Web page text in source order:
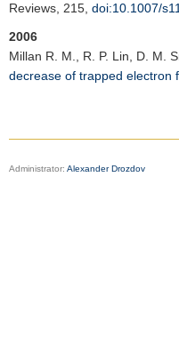
Reviews , 215, doi:10.1007/
2006
Millan R. M.
, R. P. Lin, D. M.
decrease of trapped electron
Administrator: Alexander Drozdov